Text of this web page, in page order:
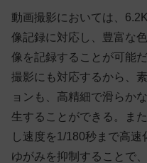
動画撮影においては、
像記録に対応し、豊富な
像を記録することが可能
撮影にも対応するから、
ョンも、高精細で滑らか
生することができる。ま
し速度を1/180秒まで高
ゆがみを抑制することで